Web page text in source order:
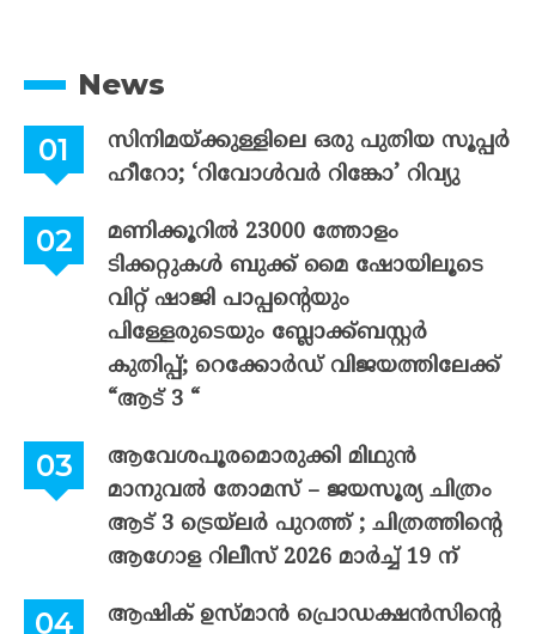
News
സിനിമയ്ക്കുള്ളിലെ ഒരു പുതിയ സൂപ്പർ
ഹീറോ; ‘റിവോൾവർ റിങ്കോ’ റിവ്യു
മണിക്കൂറിൽ 23000 ത്തോളം
ടിക്കറ്റുകൾ ബുക്ക് മൈ ഷോയിലൂടെ
വിറ്റ് ഷാജി പാപ്പന്റെയും
പിള്ളേരുടെയും ബ്ലോക്ക്ബസ്റ്റർ
കുതിപ്പ്; റെക്കോർഡ് വിജയത്തിലേക്ക്
“ആട് 3 “
ആവേശപൂരമൊരുക്കി മിഥുൻ
മാനുവൽ തോമസ് – ജയസൂര്യ ചിത്രം
ആട് 3 ട്രെയ്‌ലർ പുറത്ത് ; ചിത്രത്തിന്റെ
ആഗോള റിലീസ് 2026 മാർച്ച് 19 ന്
ആഷിക് ഉസ്മാൻ പ്രൊഡക്ഷൻസിന്റെ